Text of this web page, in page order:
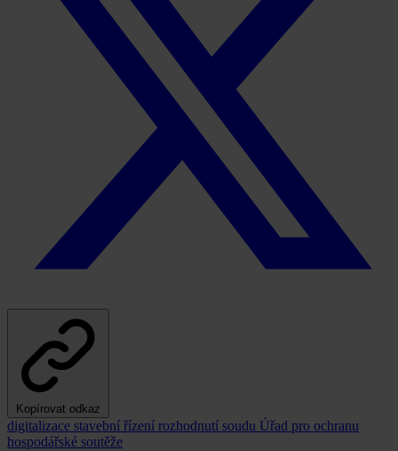
Kopírovat odkaz
digitalizace stavební řízení rozhodnutí soudu Úřad pro ochranu
hospodářské soutěže